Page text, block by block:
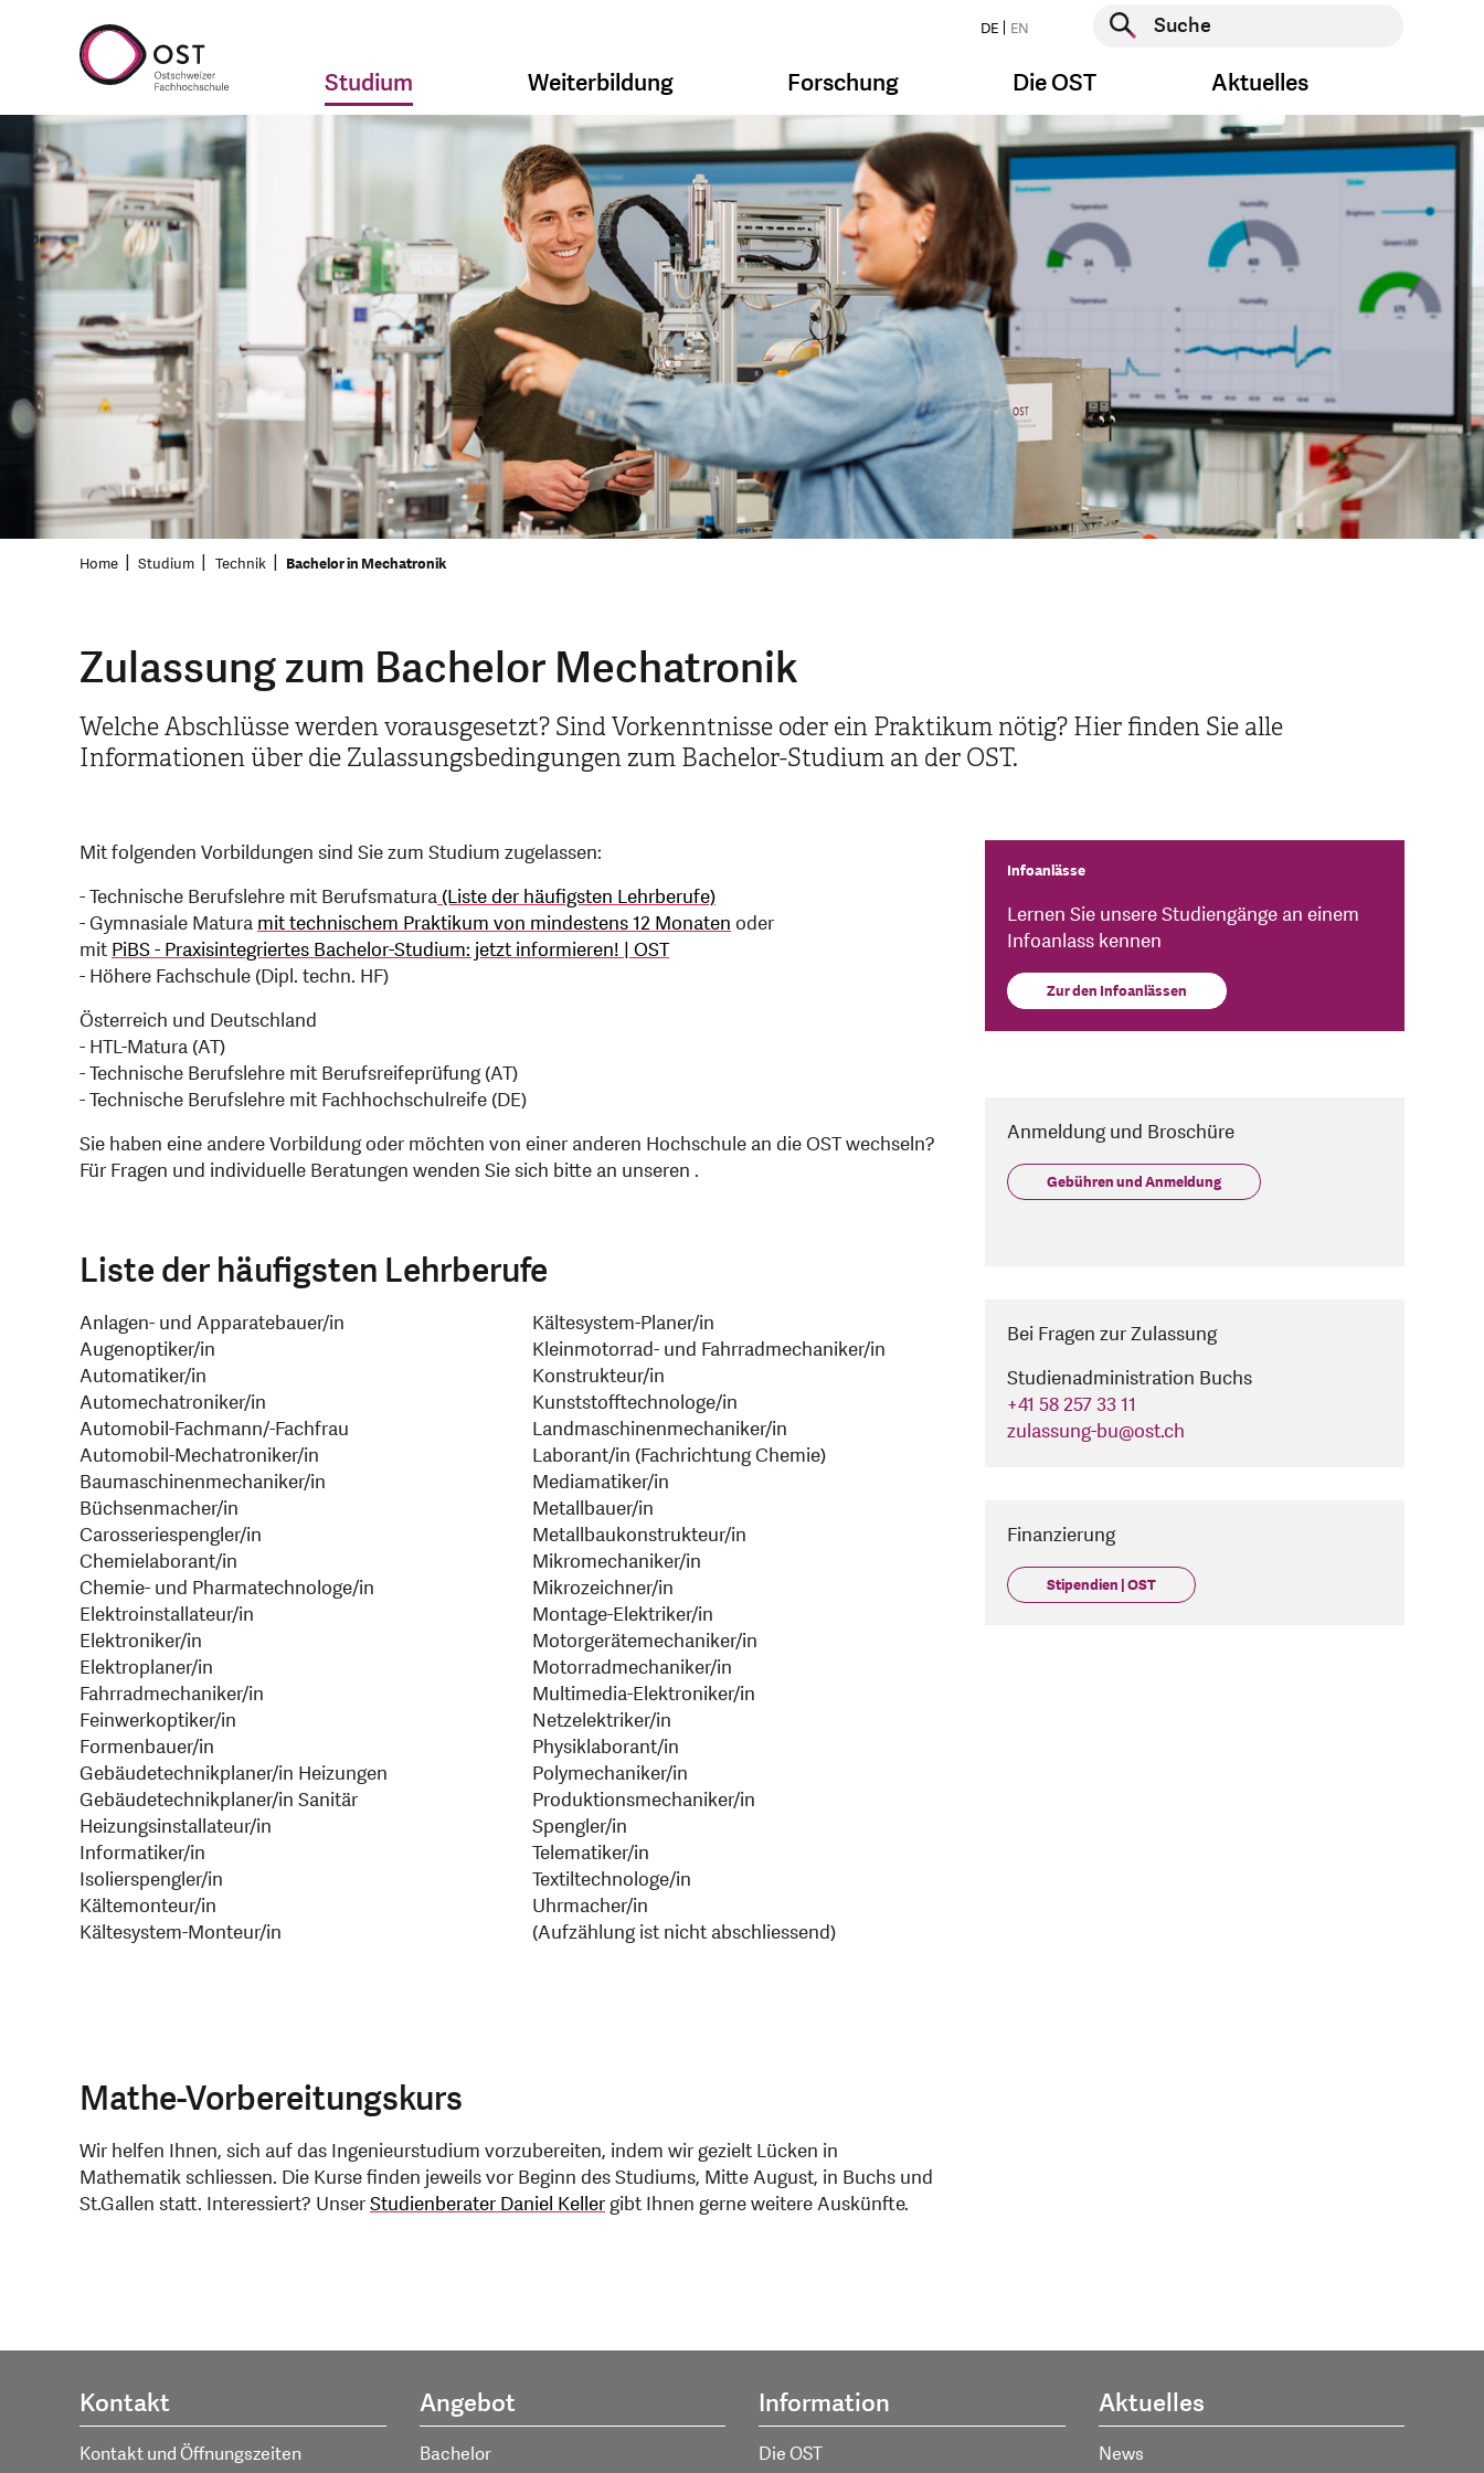
DE EN
Suche starten
Studium Weiterbildung Forschung Die OST Aktuelles
Home Studium Technik Bachelor in Mechatronik
Zulassung zum Bachelor Mechatronik
Welche Abschlüsse werden vorausgesetzt? Sind Vorkenntnisse oder ein Praktikum nötig? Hier finden Sie alle
Informationen über die Zulassungsbedingungen zum Bachelor-Studium an der OST.
Mit folgenden Vorbildungen sind Sie zum Studium zugelassen:
- Technische Berufslehre mit Berufsmatura (Liste der häufigsten Lehrberufe)
- Gymnasiale Matura mit technischem Praktikum von mindestens 12 Monaten oder
mitPiBS - Praxisintegriertes Bachelor-Studium: jetzt informieren! | OST
- Höhere Fachschule (Dipl. techn. HF)
Österreich und Deutschland
- HTL-Matura (AT)
- Technische Berufslehre mit Berufsreifeprüfung (AT)
- Technische Berufslehre mit Fachhochschulreife (DE)
Sie haben eine andere Vorbildung oder möchten von einer anderen Hochschule an die OST wechseln?
Für Fragen und individuelle Beratungen wenden Sie sich bitte an unseren .
Liste der häufigsten Lehrberufe
Anlagen- und Apparatebauer/in
Augenoptiker/in
Automatiker/in
Automechatroniker/in
Automobil-Fachmann/-Fachfrau
Automobil-Mechatroniker/in
Baumaschinenmechaniker/in
Büchsenmacher/in
Carosseriespengler/in
Chemielaborant/in
Chemie- und Pharmatechnologe/in
Elektroinstallateur/in
Elektroniker/in
Elektroplaner/in
Fahrradmechaniker/in
Feinwerkoptiker/in
Formenbauer/in
Gebäudetechnikplaner/in Heizungen
Gebäudetechnikplaner/in Sanitär
Heizungsinstallateur/in
Informatiker/in
Isolierspengler/in
Kältemonteur/in
Kältesystem-Monteur/in
Kältesystem-Planer/in
Kleinmotorrad- und Fahrrad­mechaniker/in
Konstrukteur/in
Kunststofftechnologe/in
Landmaschinenmechaniker/in
Laborant/in (Fachrichtung Chemie)
Mediamatiker/in
Metallbauer/in
Metallbaukonstrukteur/in
Mikromechaniker/in
Mikrozeichner/in
Montage-Elektriker/in
Motorgerätemechaniker/in
Motorradmechaniker/in
Multimedia-Elektroniker/in
Netzelektriker/in
Physiklaborant/in
Polymechaniker/in
Produktionsmechaniker/in
Spengler/in
Telematiker/in
Textiltechnologe/in
Uhrmacher/in
(Aufzählung ist nicht abschliessend)
Mathe-Vorbereitungskurs
Wir helfen Ihnen, sich auf das Ingenieurstudium vorzubereiten, indem wir gezielt Lücken in
Mathematik schliessen. Die Kurse finden jeweils vor Beginn des Studiums, Mitte August, in Buchs und
St.Gallen statt. Interessiert? UnserStudienberater Daniel Kellergibt Ihnen gerne weitere Auskünfte.
Infoanlässe
Lernen Sie unsere Studiengänge an einem
Infoanlass kennen
Zur den Infoanlässen
Anmeldung und Broschüre
Gebühren und Anmeldung
Bei Fragen zur Zulassung
Studienadministration Buchs
+41 58 257 33 11
zulassung-bu@ost.ch
Finanzierung
Stipendien | OST
Kontakt
Kontakt und Öffnungszeiten
Angebot
Bachelor
Information
Die OST
Aktuelles
News